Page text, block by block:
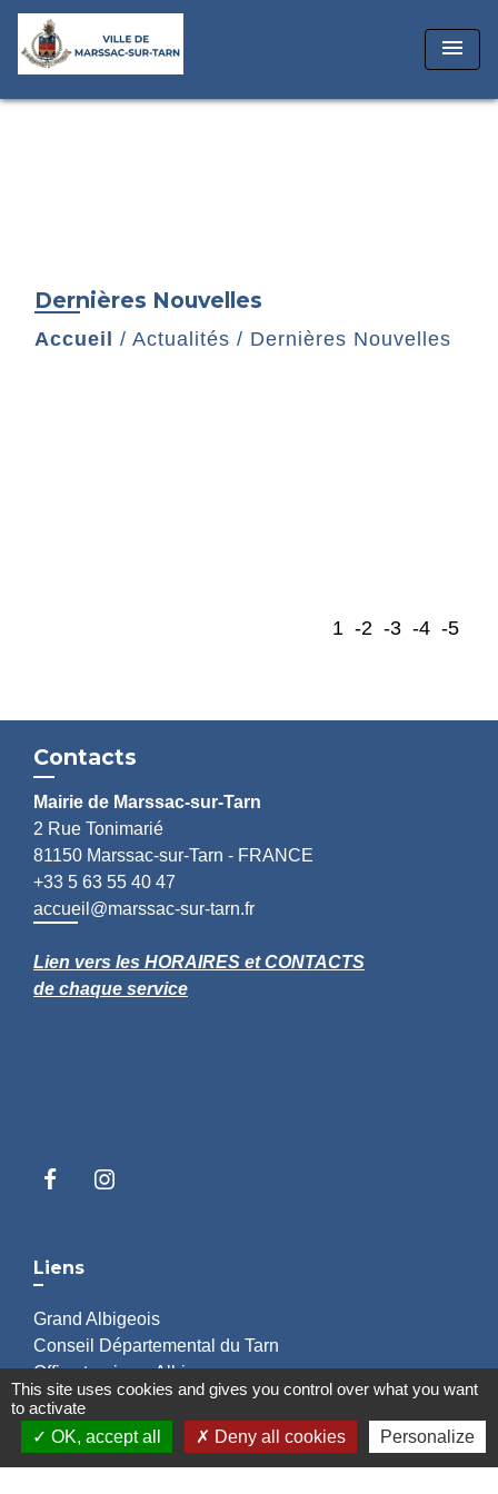
menu
Dernières Nouvelles
Accueil / Actualités / Dernières Nouvelles
1 -2 -3 -4 -5
Contacts
Mairie de Marssac-sur-Tarn
2 Rue Tonimarié
81150 Marssac-sur-Tarn - FRANCE
+33 5 63 55 40 47
accueil@marssac-sur-tarn.fr
Lien vers les HORAIRES et CONTACTS
de chaque service
Liens
Grand Albigeois
Conseil Départemental du Tarn
Office tourisme Albi
Comité Départemental Tourisme
Mentions légales - Politique de confidentialité -
This site uses cookies and gives you control over what you want
to activate
OK, accept all
Deny all cookies Personalize